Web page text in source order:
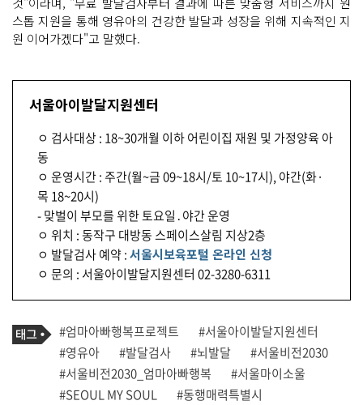
스톱 지원을 통해 영유아의 건강한 발달과 성장을 위해 지속적인 지
원 이어가겠다"고 말했다.
서울아이발달지원센터
ㅇ 검사대상 : 18~30개월 이하 어린이집 재원 및 가정양육 아
동
ㅇ 운영시간 : 주간(월~금 09~18시/토 10~17시), 야간(화·
목 18~20시)
- 맞벌이 부모를 위한 토요일․야간 운영
ㅇ 위치 : 동작구 대방동 스페이스살림 지상2층
ㅇ 발달검사 예약 :서울시보육포털 온라인 신청
ㅇ 문의 : 서울아이발달지원센터 02-3280-6311
기
사
관
련
태
그
태
그
#엄마아빠행복프로젝트
#서울아이발달지원센터
#영유아
#발달검사 #뇌발달
#서울비전2030
#서울비전2030_엄마아빠행복
#서울마이소울
#SEOUL MY SOUL
#동행매력특별시